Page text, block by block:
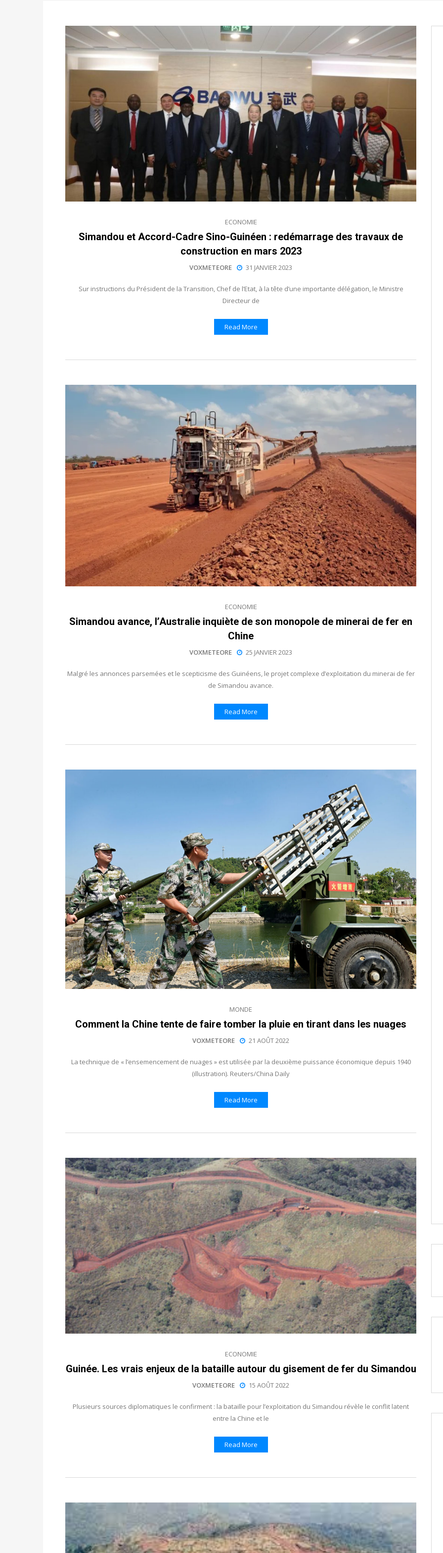
avant le 16 mai 2026 à 16h
Politique-Proclamation des résultats globaux provisoires et des
statistiques des législatives et communales : ce 4 juin à 18h
Politique Suite de la publication des résultats partiels des élections de mai
ce 03 juin à 14h
- Suite de la publication des résultats partiels des élections de mai
– mardi 02 juin à 17h
ECONOMIE
Simandou et Accord-Cadre Sino-Guinéen : redémarrage des travaux de
construction en mars 2023
VOXMETEORE 31 JANVIER 2023
Sur instructions du Président de la Transition, Chef de l’Etat, à la tête d’une importante délégation, le Ministre
Directeur de
Read More
ECONOMIE
Simandou avance, l’Australie inquiète de son monopole de minerai de fer en
Chine
VOXMETEORE 25 JANVIER 2023
Malgré les annonces parsemées et le scepticisme des Guinéens, le projet complexe d’exploitation du minerai de fer
de Simandou avance.
Read More
MONDE
Comment la Chine tente de faire tomber la pluie en tirant dans les nuages
VOXMETEORE 21 AOÛT 2022
La technique de « l’ensemencement de nuages » est utilisée par la deuxième puissance économique depuis 1940
(illustration). Reuters/China Daily
Read More
ECONOMIE
Guinée. Les vrais enjeux de la bataille autour du gisement de fer du Simandou
VOXMETEORE 15 AOÛT 2022
Plusieurs sources diplomatiques le confirment : la bataille pour l’exploitation du Simandou révèle le conflit latent
entre la Chine et le
Read More